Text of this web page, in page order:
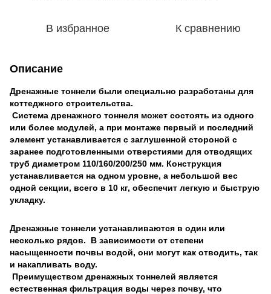
В избранное К сравнению
Описание
Дренажные тоннели были специально разработаны для
коттеджного строительства.
Система дренажного тоннеля может состоять из одного
или более модулей, а при монтаже первый и последний
элемент устанавливается с заглушенной стороной с
заранее подготовленными отверстиями для отводящих
труб диаметром 110/160/200/250 мм. Конструкция
устанавливается на одном уровне, а небольшой вес
одной секции, всего в 10 кг, обеспечит легкую и быструю
укладку.
Дренажные тоннели устанавливаются в один или
несколько рядов. В зависимости от степени
насыщенности почвы водой, они могут как отводить, так
и накапливать воду.
Преимуществом дренажных тоннелей является
естественная фильтрация воды через почву, что